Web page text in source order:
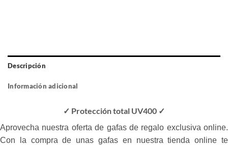
Descripción
Información adicional
✓ Protección total UV400 ✓
Aprovecha nuestra oferta de gafas de regalo exclusiva online.
Con la compra de unas gafas en nuestra tienda online te